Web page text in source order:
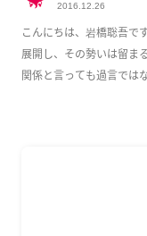
こんにちは、岩橋聡吾で
展開し、その勢いは留ま
関係と言っても過言では
2016.12.26